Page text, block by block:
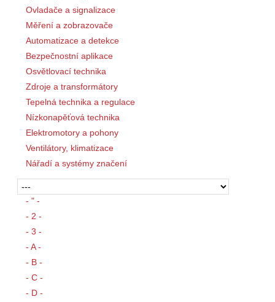
Ovladače a signalizace
Měření a zobrazovače
Automatizace a detekce
Bezpečnostní aplikace
Osvětlovací technika
Zdroje a transformátory
Tepelná technika a regulace
Nízkonapěťová technika
Elektromotory a pohony
Ventilátory, klimatizace
Nářadí a systémy značení
- " -
- 2 -
- 3 -
- A -
- B -
- C -
- D -